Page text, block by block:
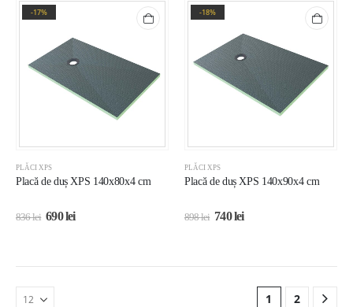
-17%
PLĂCI XPS
Placă de duș XPS 140x80x4 cm
836lei 690lei
-18%
PLĂCI XPS
Placă de duș XPS 140x90x4 cm
898lei 740lei
1 2